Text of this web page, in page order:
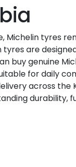
tyres
are
genuine
for daily
across